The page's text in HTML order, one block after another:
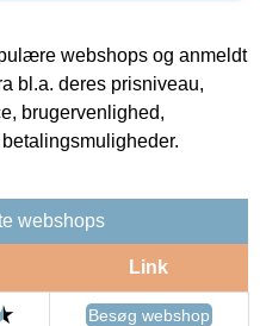
webshops og anmeldt
bl.a. deres prisniveau,
brugervenlighed,
webshops
Link
Besøg webshop